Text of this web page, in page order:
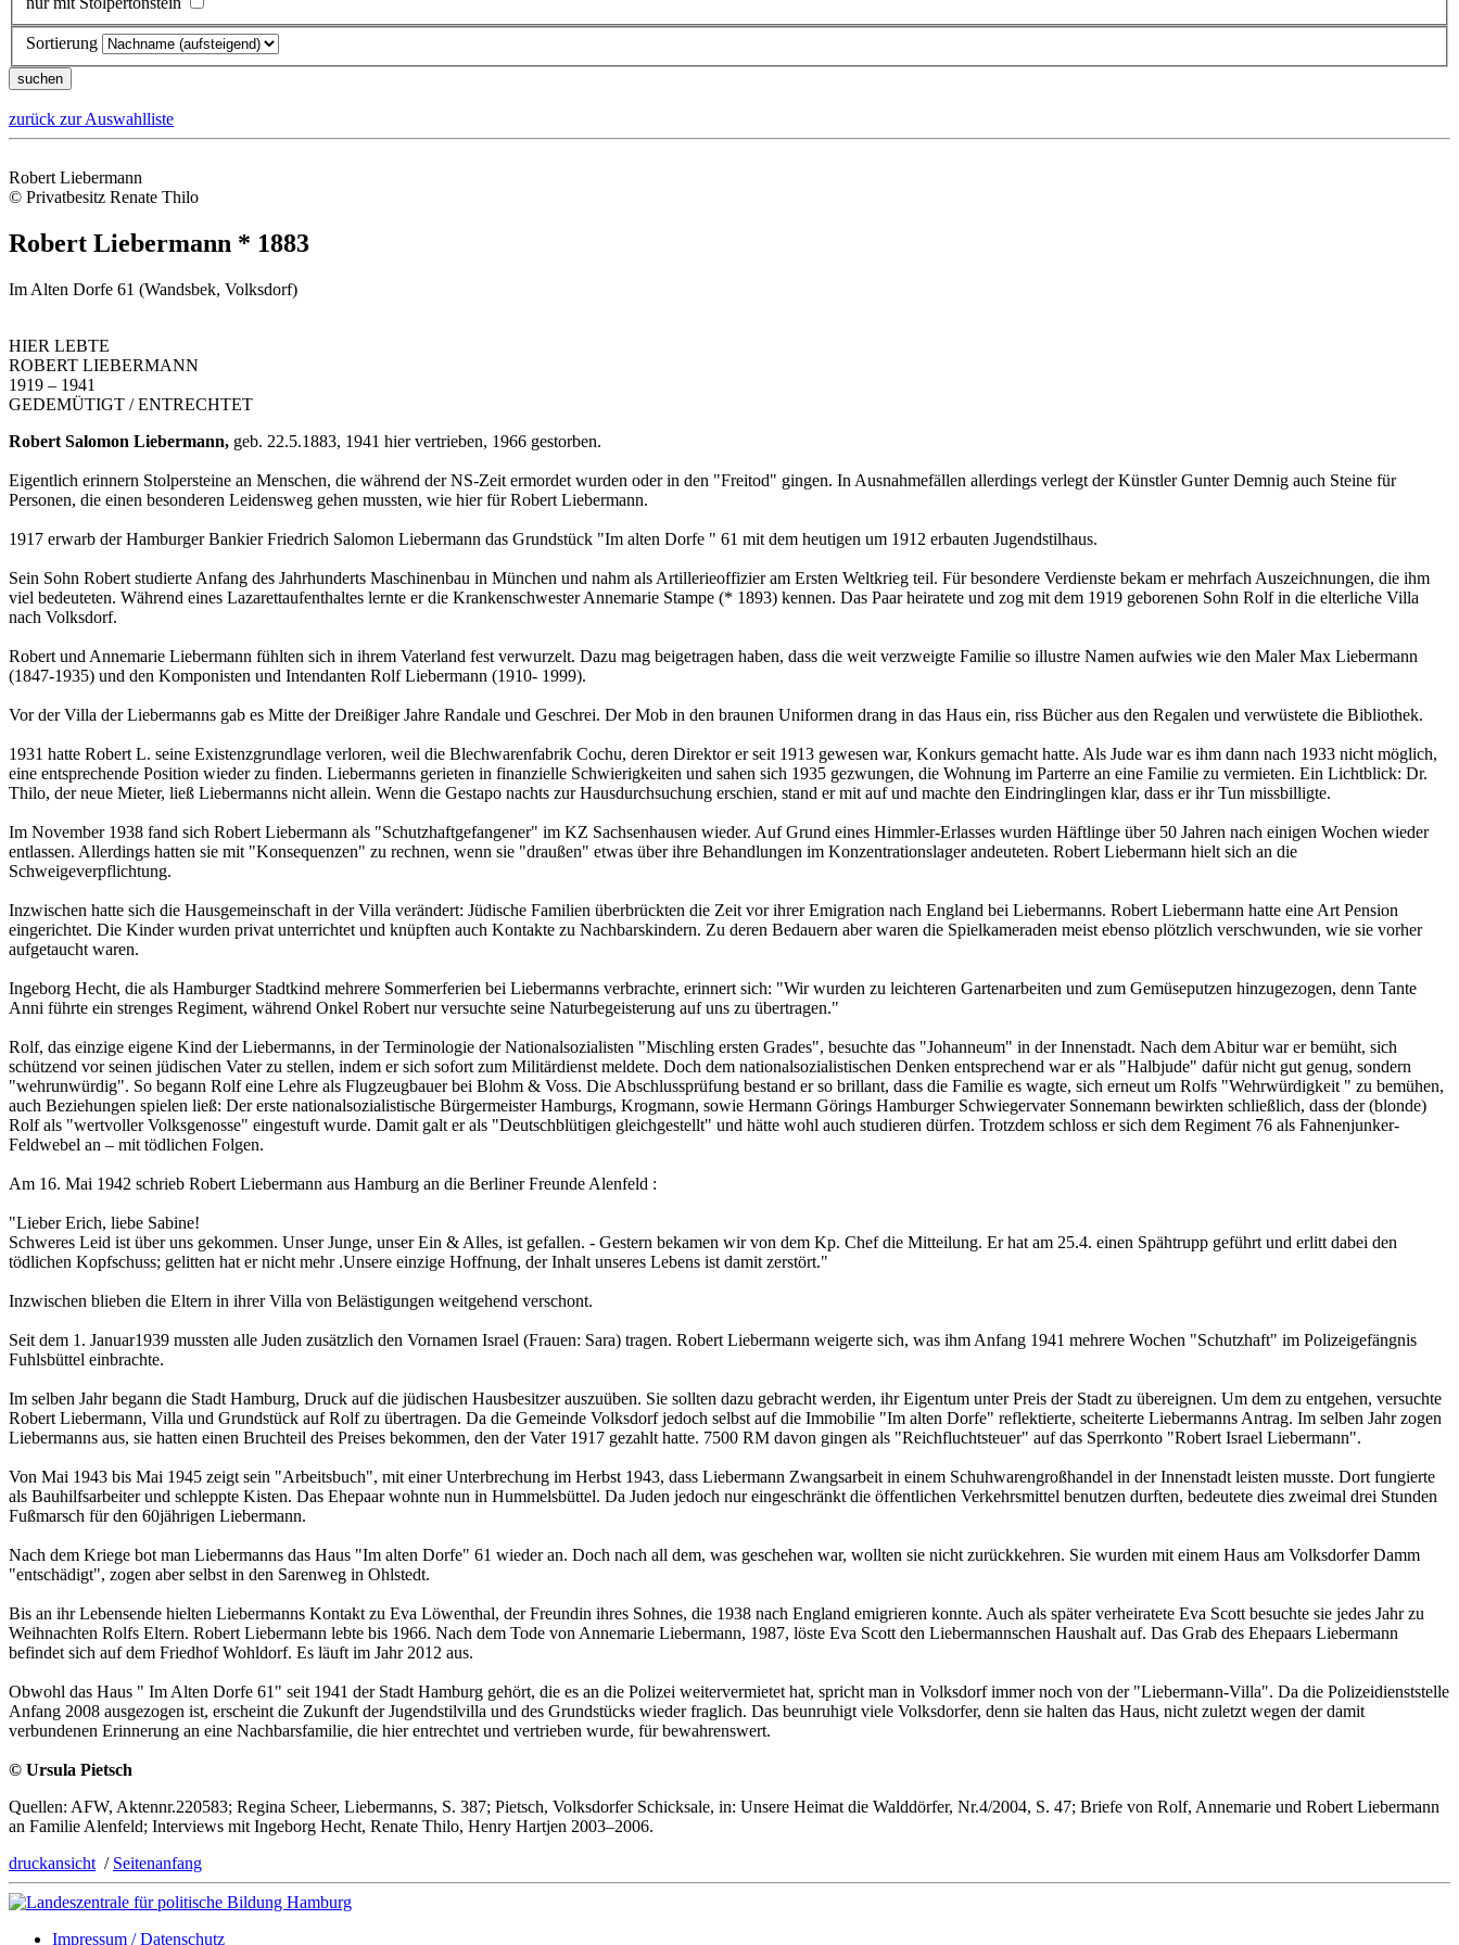
Sortierung
zurück zur Auswahlliste
Robert Liebermann
© Privatbesitz Renate Thilo
Robert Liebermann * 1883
Im Alten Dorfe 61 (Wandsbek, Volksdorf)
HIER LEBTE
ROBERT LIEBERMANN
1919 – 1941
GEDEMÜTIGT / ENTRECHTET
Robert Salomon Liebermann, geb. 22.5.1883, 1941 hier vertrieben, 1966 gestorben.
Eigentlich erinnern Stolpersteine an Menschen, die während der NS-Zeit ermordet wurden oder in den "Freitod" gingen. In Ausnahmefällen allerdings verlegt der Künstler Gunter Demnig auch Steine für
Personen, die einen besonderen Leidensweg gehen mussten, wie hier für Robert Liebermann.
1917 erwarb der Hamburger Bankier Friedrich Salomon Liebermann das Grundstück "Im alten Dorfe " 61 mit dem heutigen um 1912 erbauten Jugendstilhaus.
Sein Sohn Robert studierte Anfang des Jahrhunderts Maschinenbau in München und nahm als Artillerieoffizier am Ersten Weltkrieg teil. Für besondere Verdienste bekam er mehrfach Auszeichnungen, die ihm
viel bedeuteten. Während eines Lazarettaufenthaltes lernte er die Krankenschwester Annemarie Stampe (* 1893) kennen. Das Paar heiratete und zog mit dem 1919 geborenen Sohn Rolf in die elterliche Villa
nach Volksdorf.
Robert und Annemarie Liebermann fühlten sich in ihrem Vaterland fest verwurzelt. Dazu mag beigetragen haben, dass die weit verzweigte Familie so illustre Namen aufwies wie den Maler Max Liebermann
(1847-1935) und den Komponisten und Intendanten Rolf Liebermann (1910- 1999).
Vor der Villa der Liebermanns gab es Mitte der Dreißiger Jahre Randale und Geschrei. Der Mob in den braunen Uniformen drang in das Haus ein, riss Bücher aus den Regalen und verwüstete die Bibliothek.
1931 hatte Robert L. seine Existenzgrundlage verloren, weil die Blechwarenfabrik Cochu, deren Direktor er seit 1913 gewesen war, Konkurs gemacht hatte. Als Jude war es ihm dann nach 1933 nicht möglich,
eine entsprechende Position wieder zu finden. Liebermanns gerieten in finanzielle Schwierigkeiten und sahen sich 1935 gezwungen, die Wohnung im Parterre an eine Familie zu vermieten. Ein Lichtblick: Dr.
Thilo, der neue Mieter, ließ Liebermanns nicht allein. Wenn die Gestapo nachts zur Hausdurchsuchung erschien, stand er mit auf und machte den Eindringlingen klar, dass er ihr Tun missbilligte.
Im November 1938 fand sich Robert Liebermann als "Schutzhaftgefangener" im KZ Sachsenhausen wieder. Auf Grund eines Himmler-Erlasses wurden Häftlinge über 50 Jahren nach einigen Wochen wieder
entlassen. Allerdings hatten sie mit "Konsequenzen" zu rechnen, wenn sie "draußen" etwas über ihre Behandlungen im Konzentrationslager andeuteten. Robert Liebermann hielt sich an die
Schweigeverpflichtung.
Inzwischen hatte sich die Hausgemeinschaft in der Villa verändert: Jüdische Familien überbrückten die Zeit vor ihrer Emigration nach England bei Liebermanns. Robert Liebermann hatte eine Art Pension
eingerichtet. Die Kinder wurden privat unterrichtet und knüpften auch Kontakte zu Nachbarskindern. Zu deren Bedauern aber waren die Spielkameraden meist ebenso plötzlich verschwunden, wie sie vorher
aufgetaucht waren.
Ingeborg Hecht, die als Hamburger Stadtkind mehrere Sommerferien bei Liebermanns verbrachte, erinnert sich: "Wir wurden zu leichteren Gartenarbeiten und zum Gemüseputzen hinzugezogen, denn Tante
Anni führte ein strenges Regiment, während Onkel Robert nur versuchte seine Naturbegeisterung auf uns zu übertragen."
Rolf, das einzige eigene Kind der Liebermanns, in der Terminologie der Nationalsozialisten "Mischling ersten Grades", besuchte das "Johanneum" in der Innenstadt. Nach dem Abitur war er bemüht, sich
schützend vor seinen jüdischen Vater zu stellen, indem er sich sofort zum Militärdienst meldete. Doch dem nationalsozialistischen Denken entsprechend war er als "Halbjude" dafür nicht gut genug, sondern
"wehrunwürdig". So begann Rolf eine Lehre als Flugzeugbauer bei Blohm & Voss. Die Abschlussprüfung bestand er so brillant, dass die Familie es wagte, sich erneut um Rolfs "Wehrwürdigkeit " zu bemühen,
auch Beziehungen spielen ließ: Der erste nationalsozialistische Bürgermeister Hamburgs, Krogmann, sowie Hermann Görings Hamburger Schwiegervater Sonnemann bewirkten schließlich, dass der (blonde)
Rolf als "wertvoller Volksgenosse" eingestuft wurde. Damit galt er als "Deutschblütigen gleichgestellt" und hätte wohl auch studieren dürfen. Trotzdem schloss er sich dem Regiment 76 als Fahnenjunker-
Feldwebel an – mit tödlichen Folgen.
Am 16. Mai 1942 schrieb Robert Liebermann aus Hamburg an die Berliner Freunde Alenfeld :
"Lieber Erich, liebe Sabine!
Schweres Leid ist über uns gekommen. Unser Junge, unser Ein & Alles, ist gefallen. - Gestern bekamen wir von dem Kp. Chef die Mitteilung. Er hat am 25.4. einen Spähtrupp geführt und erlitt dabei den
tödlichen Kopfschuss; gelitten hat er nicht mehr .Unsere einzige Hoffnung, der Inhalt unseres Lebens ist damit zerstört."
Inzwischen blieben die Eltern in ihrer Villa von Belästigungen weitgehend verschont.
Seit dem 1. Januar1939 mussten alle Juden zusätzlich den Vornamen Israel (Frauen: Sara) tragen. Robert Liebermann weigerte sich, was ihm Anfang 1941 mehrere Wochen "Schutzhaft" im Polizeigefängnis
Fuhlsbüttel einbrachte.
Im selben Jahr begann die Stadt Hamburg, Druck auf die jüdischen Hausbesitzer auszuüben. Sie sollten dazu gebracht werden, ihr Eigentum unter Preis der Stadt zu übereignen. Um dem zu entgehen, versuchte
Robert Liebermann, Villa und Grundstück auf Rolf zu übertragen. Da die Gemeinde Volksdorf jedoch selbst auf die Immobilie "Im alten Dorfe" reflektierte, scheiterte Liebermanns Antrag. Im selben Jahr zogen
Liebermanns aus, sie hatten einen Bruchteil des Preises bekommen, den der Vater 1917 gezahlt hatte. 7500 RM davon gingen als "Reichfluchtsteuer" auf das Sperrkonto "Robert Israel Liebermann".
Von Mai 1943 bis Mai 1945 zeigt sein "Arbeitsbuch", mit einer Unterbrechung im Herbst 1943, dass Liebermann Zwangsarbeit in einem Schuhwarengroßhandel in der Innenstadt leisten musste. Dort fungierte
als Bauhilfsarbeiter und schleppte Kisten. Das Ehepaar wohnte nun in Hummelsbüttel. Da Juden jedoch nur eingeschränkt die öffentlichen Verkehrsmittel benutzen durften, bedeutete dies zweimal drei Stunden
Fußmarsch für den 60jährigen Liebermann.
Nach dem Kriege bot man Liebermanns das Haus "Im alten Dorfe" 61 wieder an. Doch nach all dem, was geschehen war, wollten sie nicht zurückkehren. Sie wurden mit einem Haus am Volksdorfer Damm
"entschädigt", zogen aber selbst in den Sarenweg in Ohlstedt.
Bis an ihr Lebensende hielten Liebermanns Kontakt zu Eva Löwenthal, der Freundin ihres Sohnes, die 1938 nach England emigrieren konnte. Auch als später verheiratete Eva Scott besuchte sie jedes Jahr zu
Weihnachten Rolfs Eltern. Robert Liebermann lebte bis 1966. Nach dem Tode von Annemarie Liebermann, 1987, löste Eva Scott den Liebermannschen Haushalt auf. Das Grab des Ehepaars Liebermann
befindet sich auf dem Friedhof Wohldorf. Es läuft im Jahr 2012 aus.
Obwohl das Haus " Im Alten Dorfe 61" seit 1941 der Stadt Hamburg gehört, die es an die Polizei weitervermietet hat, spricht man in Volksdorf immer noch von der "Liebermann-Villa". Da die Polizeidienststelle
Anfang 2008 ausgezogen ist, erscheint die Zukunft der Jugendstilvilla und des Grundstücks wieder fraglich. Das beunruhigt viele Volksdorfer, denn sie halten das Haus, nicht zuletzt wegen der damit
verbundenen Erinnerung an eine Nachbarsfamilie, die hier entrechtet und vertrieben wurde, für bewahrenswert.
© Ursula Pietsch
Quellen: AFW, Aktennr.220583; Regina Scheer, Liebermanns, S. 387; Pietsch, Volksdorfer Schicksale, in: Unsere Heimat die Walddörfer, Nr.4/2004, S. 47; Briefe von Rolf, Annemarie und Robert Liebermann
an Familie Alenfeld; Interviews mit Ingeborg Hecht, Renate Thilo, Henry Hartjen 2003–2006.
druckansicht / Seitenanfang
Impressum / Datenschutz